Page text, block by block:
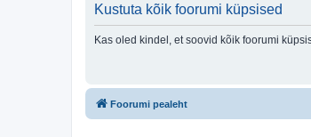
Kustuta kõik foorumi küpsised
Kas oled kindel, et soovid kõik foorumi
Foorumi pealeht